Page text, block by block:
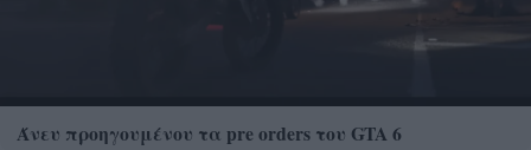
Άνευ προηγουμένου τα pre orders του GTA 6